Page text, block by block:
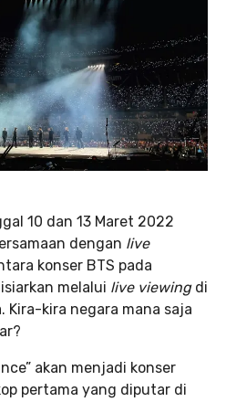
10 dan 13 Maret 2022
dengan live
konser BTS pada
melalui live viewing di
Kira-kira negara mana saja
akan menjadi konser
pertama yang diputar di